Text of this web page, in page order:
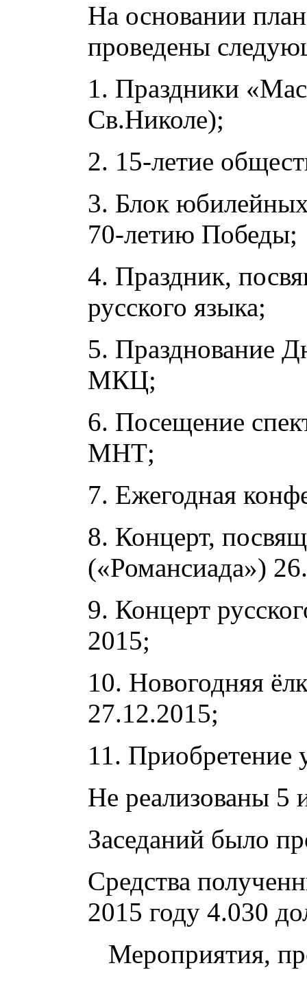
На основании
проведены
1. Праздники
Св.Николе);
2. 15-летие
3. Блок
70-летию Победы;
4. Праздник,
русского языка;
5. Празднование
МКЦ;
6. Посещение
МНТ;
7. Ежегодная
8. Концерт,
(«Романсиада»)
9. Концерт
2015;
10. Новогодняя
27.12.2015;
11. Приобретение
Не реализованы 5
Заседаний было
Средства
2015 году 4.030
Мероприятия,